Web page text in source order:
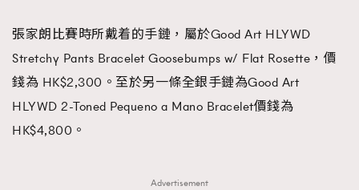
張家朗比賽時所戴着的手鏈，屬於Good Art HLYWD
Stretchy Pants Bracelet Goosebumps w/ Flat Rosette，價
錢為 HK$2,300。至於另一條全銀手鏈為Good Art
HLYWD 2-Toned Pequeno a Mano Bracelet價錢為
HK$4,800。
Advertisement